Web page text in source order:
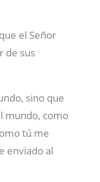
el Señor
de sus
sino que
mundo, como
tú me
enviado al